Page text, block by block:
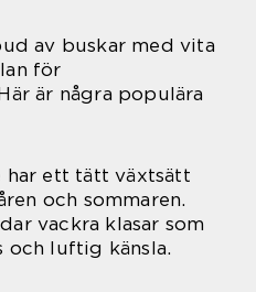
av buskar med vita
för
är några populära
har ett tätt växtsätt
och sommaren.
vackra klasar som
och luftig känsla.